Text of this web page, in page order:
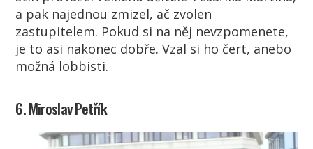
a pak najednou zmizel, ač zvolen
zastupitelem. Pokud si na něj nevzpomenete,
je to asi nakonec dobře. Vzal si ho čert, anebo
možná lobbisti.
6. Miroslav Petřík